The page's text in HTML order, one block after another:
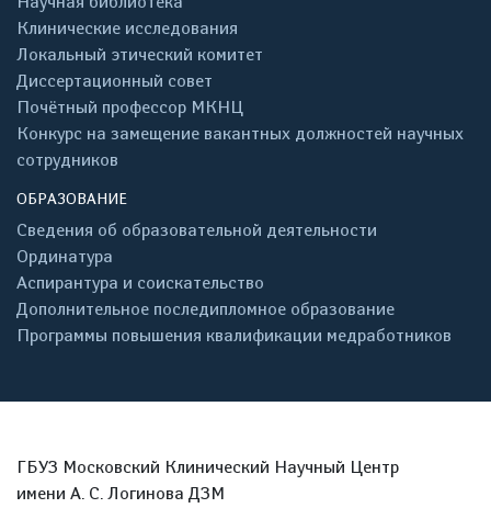
Клинические исследования
Локальный этический комитет
Диссертационный совет
Почётный профессор МКНЦ
Конкурс на замещение вакантных должностей научных
сотрудников
ОБРАЗОВАНИЕ
Сведения об образовательной деятельности
Ординатура
Аспирантура и соискательство
Дополнительное последипломное образование
Программы повышения квалификации медработников
ГБУЗ Московский Клинический Научный Центр
имени А. С. Логинова ДЗМ